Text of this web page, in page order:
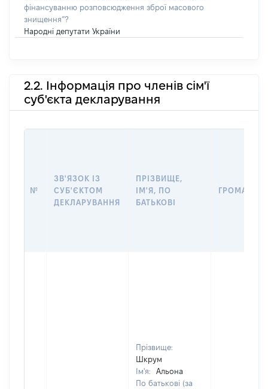
фінансуванню розповсюдження зброї масового
знищення”?
Народні депутати України
2.2. Інформація про членів сім'ї
суб'єкта декларування
№
ЗВ'ЯЗОК ІЗ
СУБ'ЄКТОМ
ДЕКЛАРУВАННЯ
ПРІЗВИЩЕ,
ІМ'Я, ПО
БАТЬКОВІ
Прізвище:
Шкрум
Ім'я:
Альона
По батькові (за